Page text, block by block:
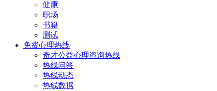
健康
职场
书籍
测试
免费心理热线
奇才公益心理咨询热线
热线问答
热线动态
热线数据